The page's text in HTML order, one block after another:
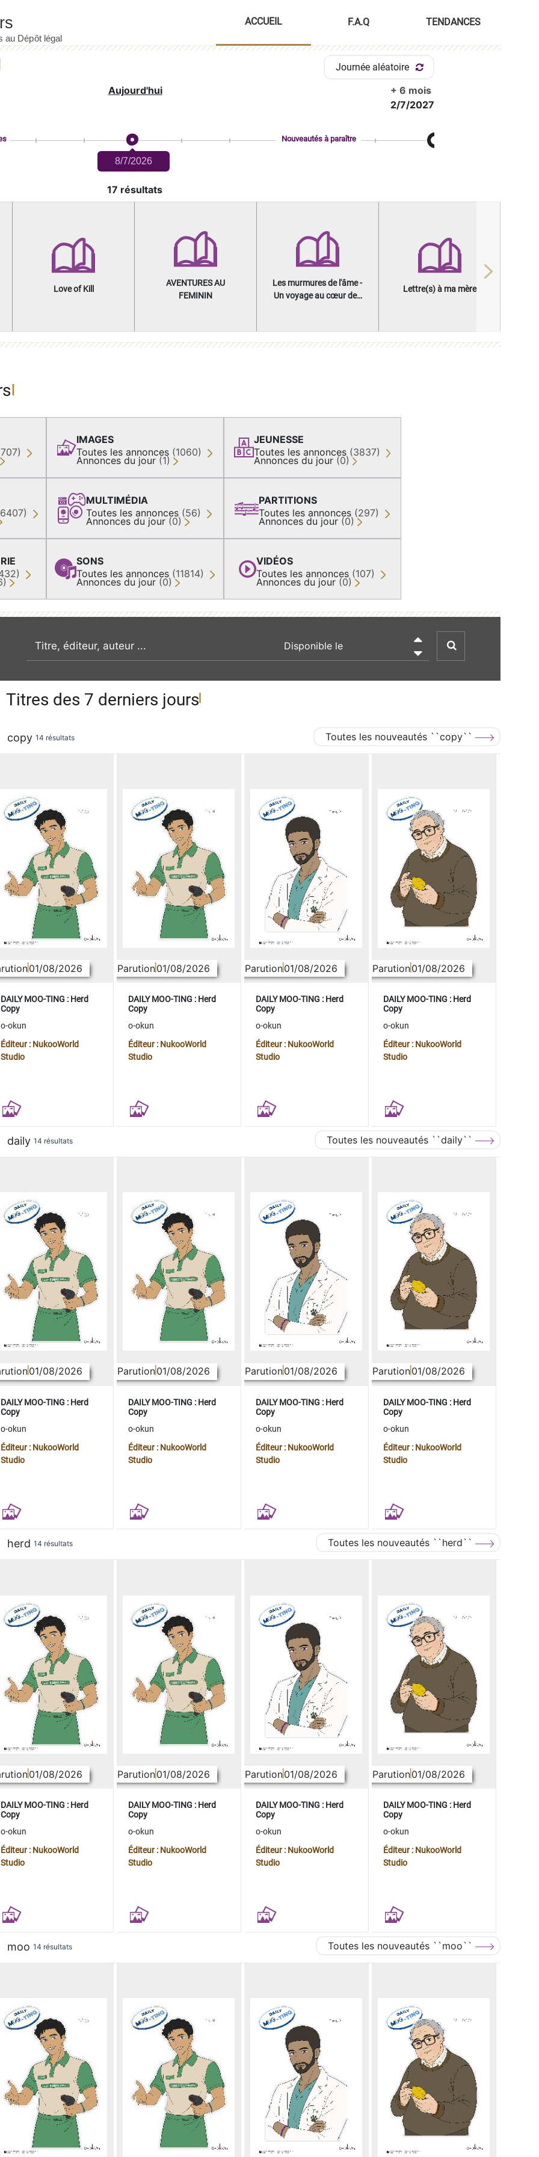
ACCUEIL F.A.Q TENDANCES
Journée aléatoire
Aujourd'hui
+ 6 mois
2/7/2027
8/7/2026
Nouveautés à paraître
17 résultats
Love of Kill
AVENTURES AU
FEMININ
Les murmures de l'âme -
Un voyage au cœur des
Lettre(s) à ma mère
Next
IMAGES
Toutes les annonces (1060)
Annonces du jour (1)
MULTIMÉDIA
Toutes les annonces (56)
Annonces du jour (0)
SONS
Toutes les annonces (11814)
Annonces du jour (0)
JEUNESSE
Toutes les annonces (3837)
Annonces du jour (0)
PARTITIONS
Toutes les annonces (297)
Annonces du jour (0)
VIDÉOS
Toutes les annonces (107)
Annonces du jour (0)
recherche par mot clé

Titres des 7 derniers jours
copy 14 résultats Toutes les nouveautés ``copy``
01/08/2026
DAILY MOO-TING : Herd
Copy
o-okun
Éditeur : NukooWorld
Studio
Parution01/08/2026
DAILY MOO-TING : Herd
Copy
o-okun
Éditeur : NukooWorld
Studio
Parution01/08/2026
DAILY MOO-TING : Herd
Copy
o-okun
Éditeur : NukooWorld
Studio
Parution01/08/2026
DAILY MOO-TING : Herd
Copy
o-okun
Éditeur : NukooWorld
Studio
daily 14 résultats Toutes les nouveautés ``daily``
01/08/2026
DAILY MOO-TING : Herd
Copy
o-okun
Éditeur : NukooWorld
Studio
Parution01/08/2026
DAILY MOO-TING : Herd
Copy
o-okun
Éditeur : NukooWorld
Studio
Parution01/08/2026
DAILY MOO-TING : Herd
Copy
o-okun
Éditeur : NukooWorld
Studio
Parution01/08/2026
DAILY MOO-TING : Herd
Copy
o-okun
Éditeur : NukooWorld
Studio
herd 14 résultats Toutes les nouveautés ``herd``
01/08/2026
DAILY MOO-TING : Herd
Copy
o-okun
Éditeur : NukooWorld
Studio
Parution01/08/2026
DAILY MOO-TING : Herd
Copy
o-okun
Éditeur : NukooWorld
Studio
Parution01/08/2026
DAILY MOO-TING : Herd
Copy
o-okun
Éditeur : NukooWorld
Studio
Parution01/08/2026
DAILY MOO-TING : Herd
Copy
o-okun
Éditeur : NukooWorld
Studio
moo 14 résultats Toutes les nouveautés ``moo``